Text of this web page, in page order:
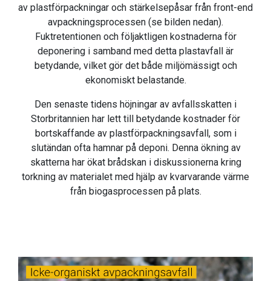
av plastförpackningar och stärkelsepåsar från front-end
avpackningsprocessen (se bilden nedan).
Fuktretentionen och följaktligen kostnaderna för
deponering i samband med detta plastavfall är
betydande, vilket gör det både miljömässigt och
ekonomiskt belastande.
Den senaste tidens höjningar av avfallsskatten i
Storbritannien har lett till betydande kostnader för
bortskaffande av plastförpackningsavfall, som i
slutändan ofta hamnar på deponi. Denna ökning av
skatterna har ökat brådskan i diskussionerna kring
torkning av materialet med hjälp av kvarvarande värme
från biogasprocessen på plats.